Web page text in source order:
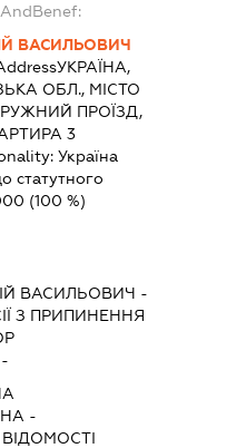
ВАСИЛЬОВИЧ
УКРАЇНА,
ОБЛ., МІСТО
ПРОЇЗД,
3
Україна
статутного
(100 %)
ВАСИЛЬОВИЧ -
З ПРИПИНЕННЯ
-
ВІДОМОСТІ